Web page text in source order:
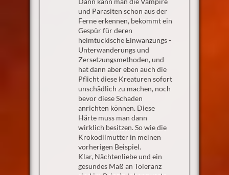
und Parasiten schon aus der
Ferne erkennen, bekommt ein
Gespür für deren
heimtückische Einwanzungs -
Unterwanderungs und
Zersetzungsmethoden, und
hat dann aber eben auch die
Pflicht diese Kreaturen sofort
unschädlich zu machen, noch
bevor diese Schaden
anrichten können. Diese
Härte muss man dann
wirklich besitzen. So wie die
Krokodilmutter in meinen
vorherigen Beispiel.
Klar, Nächtenliebe und ein
gesundes Maß an Toleranz